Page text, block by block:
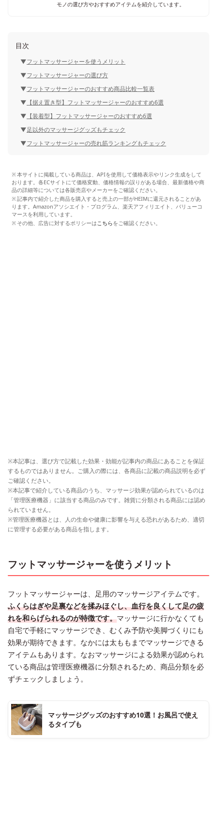
モノの選び方やおすすめアイテムを紹介しています。
目次
フットマッサージャーを使うメリット
フットマッサージャーの選び方
フットマッサージャーのおすすめ商品比較一覧表
【据え置き型】フットマッサージャーのおすすめ6選
【装着型】フットマッサージャーのおすすめ6選
足以外のマッサージグッズもチェック
フットマッサージャーの売れ筋ランキングもチェック
本サイトに掲載している商品は、APIを使用して価格表示やリンク生成をして
おります。各ECサイトにて価格変動、価格情報の誤りがある場合、最新価格や商
品の詳細等については各販売店やメーカーをご確認ください。
記事内で紹介した商品を購入すると売上の一部がHEIMに還元されることがあ
ります。Amazonアソシエイト・プログラム、楽天アフィリエイト、バリューコ
マースを利用しています。
その他、広告に対するポリシーはこちらをご確認ください。
※本記事は、選び方で記載した効果・効能が記事内の商品にあることを保証
するものではありません。ご購入の際には、各商品に記載の商品説明を必ず
ご確認ください。
※本記事で紹介している商品のうち、マッサージ効果が認められているのは
「管理医療機器」に該当する商品のみです。雑貨に分類される商品には認め
られていません。
※管理医療機器とは、人の生命や健康に影響を与える恐れがあるため、適切
に管理する必要がある商品を指します。
フットマッサージャーを使うメリット
フットマッサージャーは、足用のマッサージアイテムです。
ふくらはぎや足裏などを揉みほぐし、血行を良くして足の疲
れを和らげられるのが特徴です。マッサージに行かなくても
自宅で手軽にマッサージでき、むくみ予防や美脚づくりにも
効果が期待できます。なかには太ももまでマッサージできる
アイテムもあります。なおマッサージによる効果が認められ
ている商品は管理医療機器に分類されるため、商品分類を必
ずチェックしましょう。
マッサージグッズのおすすめ10選！お風呂で使え
るタイプも